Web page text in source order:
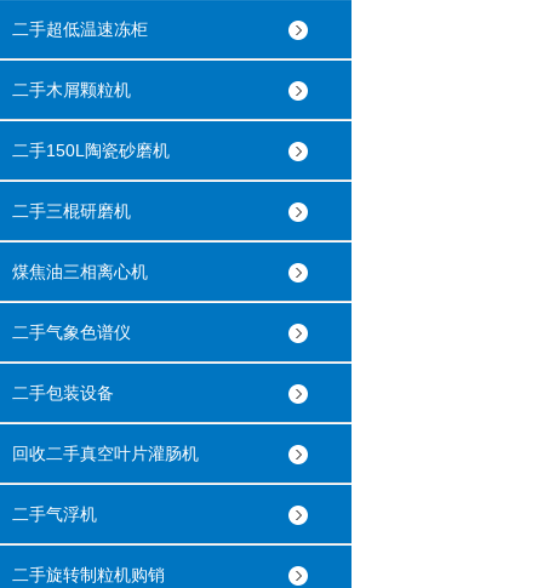
二手超低温速冻柜
二手木屑颗粒机
二手150L陶瓷砂磨机
二手三棍研磨机
煤焦油三相离心机
二手气象色谱仪
二手包装设备
回收二手真空叶片灌肠机
二手气浮机
二手旋转制粒机购销